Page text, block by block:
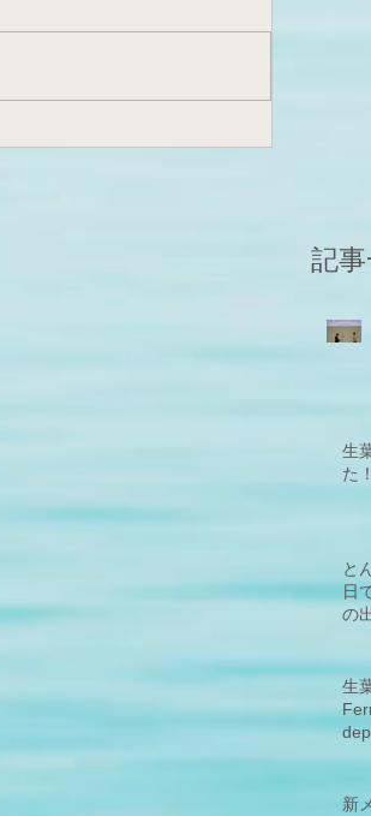
記
生
た！
と
日
の
生
新
新